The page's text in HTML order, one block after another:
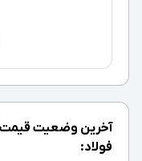
فولاد: